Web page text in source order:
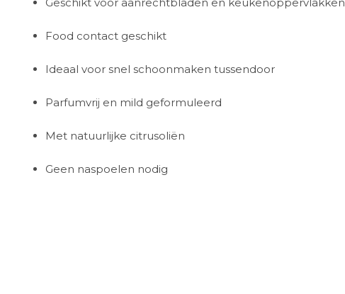
Geschikt voor aanrechtbladen en keukenoppervlakken
Food contact geschikt
Ideaal voor snel schoonmaken tussendoor
Parfumvrij en mild geformuleerd
Met natuurlijke citrusoliën
Geen naspoelen nodig